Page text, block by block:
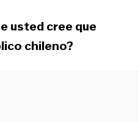
usted cree que
chileno?